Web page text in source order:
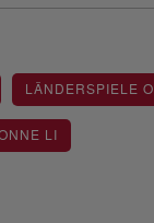
LÄNDERSPIELE
LI